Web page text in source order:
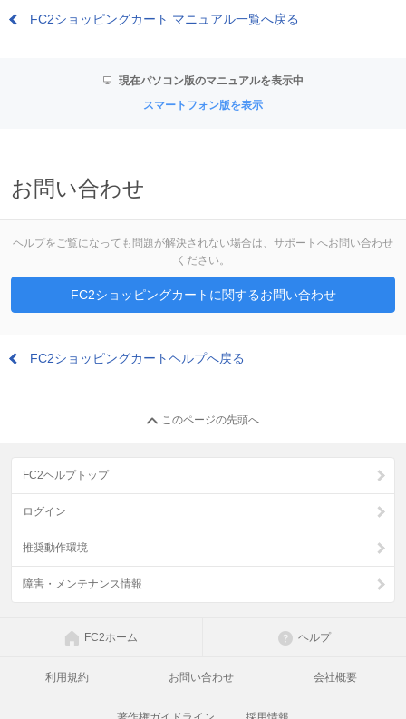
FC2ショッピングカート マニュアル一覧へ戻る
現在パソコン版のマニュアルを表示中
スマートフォン版を表示
お問い合わせ
ヘルプをご覧になっても問題が解決されない場合は、サポートへお問い合わせ
ください。
FC2ショッピングカートに関するお問い合わせ
FC2ショッピングカートヘルプへ戻る
このページの先頭へ
FC2ヘルプトップ
ログイン
推奨動作環境
障害・メンテナンス情報
FC2ホーム ヘルプ
利用規約 お問い合わせ 会社概要